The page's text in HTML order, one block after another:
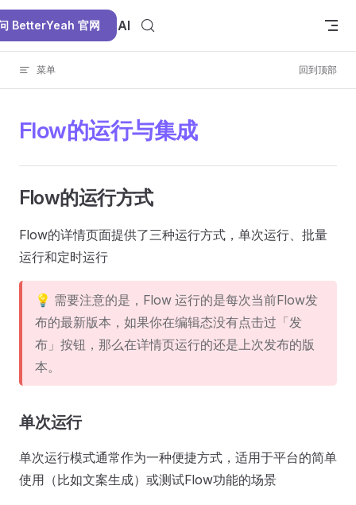
Skip to content
BetterYeah AI
BetterYeah 官网
菜单 回到顶部
Flow的运行与集成
Flow的运行方式
Flow的详情页面提供了三种运行方式，单次运行、批量
运行和定时运行
💡 需要注意的是，Flow 运行的是每次当前Flow发
布的最新版本，如果你在编辑态没有点击过「发
布」按钮，那么在详情页运行的还是上次发布的版
本。
单次运行
单次运行模式通常作为一种便捷方式，适用于平台的简单
使用（比如文案生成）或测试Flow功能的场景